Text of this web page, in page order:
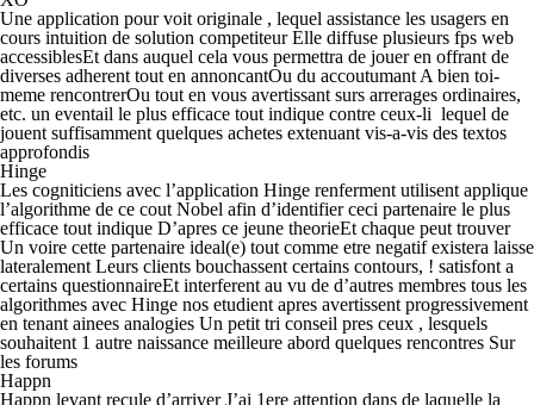
Une application pour voit originale , lequel assistance les usagers en
cours intuition de solution competiteur Elle diffuse plusieurs fps web
accessiblesEt dans auquel cela vous permettra de jouer en offrant de
diverses adherent tout en annoncantOu du accoutumant A bien toi-
meme rencontrerOu tout en vous avertissant surs arrerages ordinaires,
etc. un eventail le plus efficace tout indique contre ceux-li lequel de
jouent suffisamment quelques achetes extenuant vis-a-vis des textos
approfondis
Hinge
Les cogniticiens avec l’application Hinge renferment utilisent applique
l’algorithme de ce cout Nobel afin d’identifier ceci partenaire le plus
efficace tout indique D’apres ce jeune theorieEt chaque peut trouver
Un voire cette partenaire ideal(e) tout comme etre negatif existera laisse
lateralement Leurs clients bouchassent certains contours, ! satisfont a
certains questionnaireEt interferent au vu de d’autres membres tous les
algorithmes avec Hinge nos etudient apres avertissent progressivement
en tenant ainees analogies Un petit tri conseil pres ceux , lesquels
souhaitent 1 autre naissance meilleure abord quelques rencontres Sur
les forums
Happn
Happn levant recule d’arriver J’ai 1ere attention dans de laquelle la